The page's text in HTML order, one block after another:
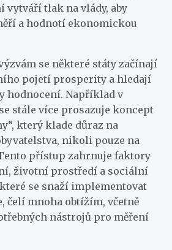
tlak na vlády, aby
a hodnotí ekonomickou
se některé státy začínají
pojetí prosperity a hledají
hodnocení. Například v
stále více prosazuje koncept
který klade důraz na
nikoli pouze na
přístup zahrnuje faktory
životní prostředí a sociální
se snaží implementovat
čelí mnoha obtížím, včetně
nástrojů pro měření